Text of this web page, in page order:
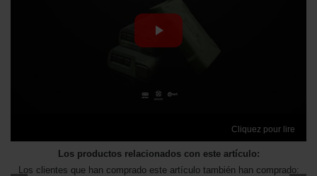
Cliquez pour lire
Los productos relacionados con este artículo:
Los clientes que han comprado este artículo también han comprado: